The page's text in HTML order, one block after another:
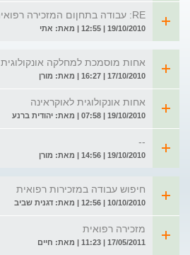
RE: עבודה בתחןום המזכירה רפואית
19/10/2010 | 12:55 | מאת: אתי
אחות מוסמכת למחלקה אונקולוגית
17/10/2010 | 16:27 | מאת: מורן
אחות אונקולוגית לאוקראינה
19/10/2010 | 07:58 | מאת: יהודית ברנע
--
19/10/2010 | 14:56 | מאת: מורן
חיפוש עבודה במזכירות רפואית
10/10/2010 | 12:56 | מאת: דגנית שביב
מזכירה רפואית
17/05/2011 | 11:23 | מאת: חיים